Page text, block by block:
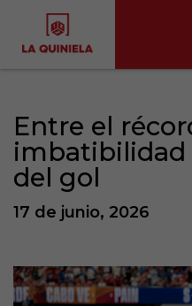
Entre el
imbatibilidad
del gol
17 de junio, 2026